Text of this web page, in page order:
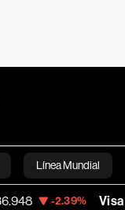
Línea Mundial
Bloomberg
Visa 366.13 -